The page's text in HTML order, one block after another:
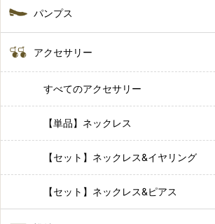
パンプス
アクセサリー
すべてのアクセサリー
【単品】ネックレス
【セット】ネックレス&イヤリング
【セット】ネックレス&ピアス